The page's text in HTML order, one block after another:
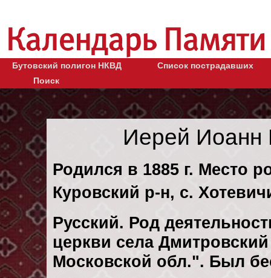
Бутовский полигон НКВД
Список пострадавших
Поиск
Иерей Иоанн
Родился в 1885 г. Место
Куровский р-н, с.
Русский. Род
церкви села
Московской обл.". Был